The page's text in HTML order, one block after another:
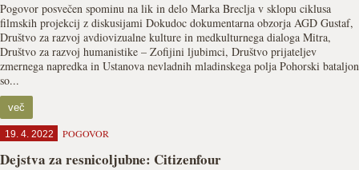
Pogovor posvečen spominu na lik in delo Marka Breclja v sklopu ciklusa
filmskih projekcij z diskusijami Dokudoc dokumentarna obzorja AGD Gustaf,
Društvo za razvoj avdiovizualne kulture in medkulturnega dialoga Mitra,
Društvo za razvoj humanistike – Zofijini ljubimci, Društvo prijateljev
zmernega napredka in Ustanova nevladnih mladinskega polja Pohorski bataljon
so...
več
19. 4. 2022 POGOVOR
Dejstva za resnicoljubne: Citizenfour